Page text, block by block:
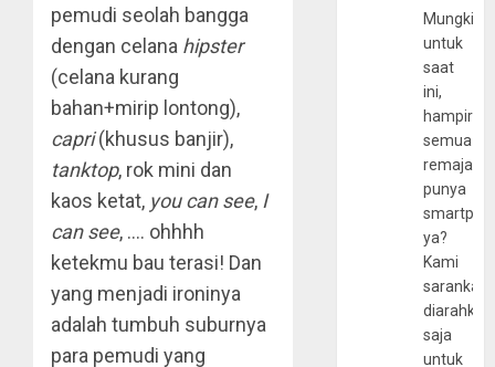
pemudi seolah bangga
dengan celana hipster
(celana kurang
bahan+mirip lontong),
capri(khusus banjir),
tanktop, rok mini dan
kaos ketat, you can see, I
can see, …. ohhhh
ketekmu bau terasi! Dan
yang menjadi ironinya
adalah tumbuh suburnya
para pemudi yang
Mungkin
untuk
saat
ini,
hampir
semua
remaja
punya
ya?
Kami
sarankan,
diarahkan
saja
untuk